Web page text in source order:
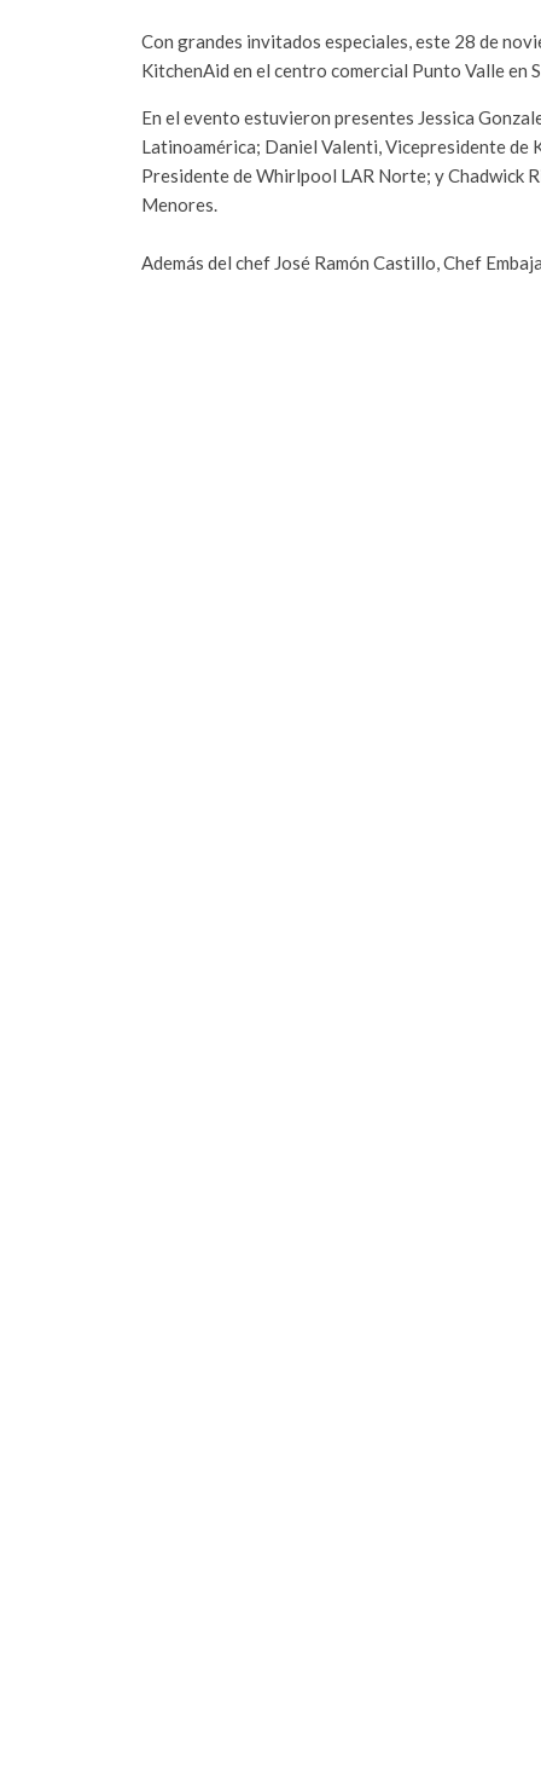
Con grandes invitados especiales, este 28 de
KitchenAid en el centro comercial Punto Valle en
En el evento estuvieron presentes Jessica
Latinoamérica; Daniel Valenti, Vicepresidente de
Presidente de Whirlpool LAR Norte; y Chadwick
Menores.
Además del chef José Ramón Castillo, Chef